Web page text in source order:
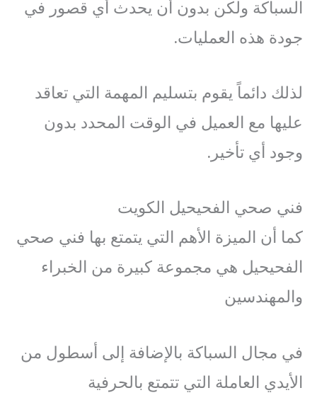
السباكة ولكن بدون أن يحدث أي قصور في
جودة هذه العمليات.
لذلك دائماً يقوم بتسليم المهمة التي تعاقد
عليها مع العميل في الوقت المحدد بدون
وجود أي تأخير.
فني صحي الفحيحيل الكويت
كما أن الميزة الأهم التي يتمتع بها فني صحي
الفحيحيل هي مجموعة كبيرة من الخبراء
والمهندسين
في مجال السباكة بالإضافة إلى أسطول من
الأيدي العاملة التي تتمتع بالحرفية